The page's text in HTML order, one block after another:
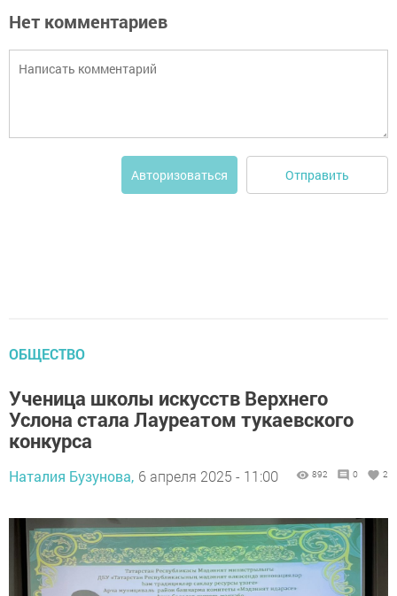
Нет комментариев
Авторизоваться Отправить
ОБЩЕСТВО
Ученица школы искусств Верхнего
Услона стала Лауреатом тукаевского
конкурса
Наталия Бузунова, 6 апреля 2025 - 11:00 892 0 2